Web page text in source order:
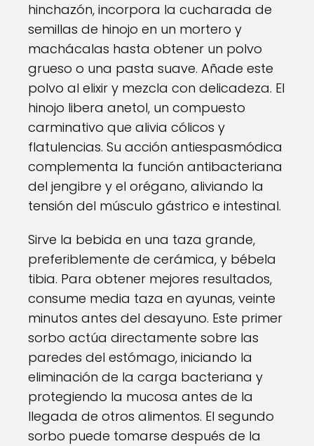
hinchazón, incorpora la cucharada de
semillas de hinojo en un mortero y
machácalas hasta obtener un polvo
grueso o una pasta suave. Añade este
polvo al elixir y mezcla con delicadeza. El
hinojo libera anetol, un compuesto
carminativo que alivia cólicos y
flatulencias. Su acción antiespasmódica
complementa la función antibacteriana
del jengibre y el orégano, aliviando la
tensión del músculo gástrico e intestinal.
Sirve la bebida en una taza grande,
preferiblemente de cerámica, y bébela
tibia. Para obtener mejores resultados,
consume media taza en ayunas, veinte
minutos antes del desayuno. Este primer
sorbo actúa directamente sobre las
paredes del estómago, iniciando la
eliminación de la carga bacteriana y
protegiendo la mucosa antes de la
llegada de otros alimentos. El segundo
sorbo puede tomarse después de la